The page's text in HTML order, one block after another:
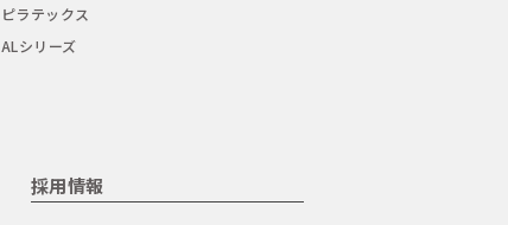
ピラテックス
ALシリーズ
採用情報